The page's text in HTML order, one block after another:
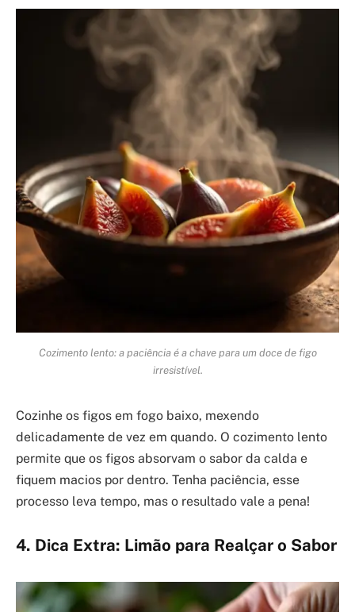
Cozimento lento: a paciência é a chave para um doce de figo
irresistível.
Cozinhe os figos em fogo baixo, mexendo
delicadamente de vez em quando. O cozimento lento
permite que os figos absorvam o sabor da calda e
fiquem macios por dentro. Tenha paciência, esse
processo leva tempo, mas o resultado vale a pena!
4. Dica Extra: Limão para Realçar o Sabor